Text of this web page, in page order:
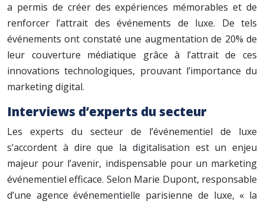
a permis de créer des expériences mémorables et de
renforcer l’attrait des événements de luxe. De tels
événements ont constaté une augmentation de 20% de
leur couverture médiatique grâce à l’attrait de ces
innovations technologiques, prouvant l’importance du
marketing digital.
Interviews d’experts du secteur
Les experts du secteur de l’événementiel de luxe
s’accordent à dire que la digitalisation est un enjeu
majeur pour l’avenir, indispensable pour un marketing
événementiel efficace. Selon Marie Dupont, responsable
d’une agence événementielle parisienne de luxe, « la